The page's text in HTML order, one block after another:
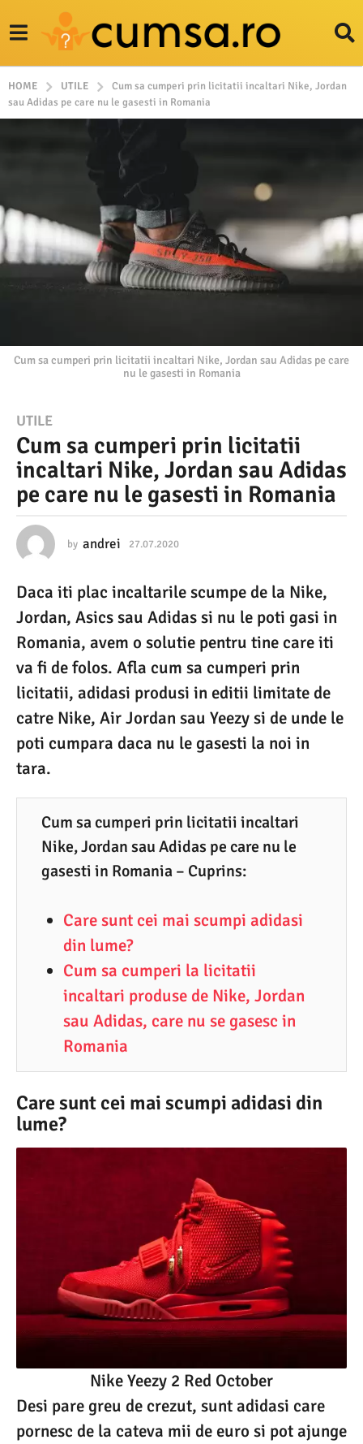
HOME UTILE
Cum sa cumperi prin licitatii incaltari Nike, Jordan
sau Adidas pe care nu le gasesti in Romania
Cum sa cumperi prin licitatii incaltari Nike, Jordan sau Adidas pe care
nu le gasesti in Romania
2
7
.
0
.
0
2
0
1
0
.
0
8
.
UTILE
Cum sa cumperi prin licitatii
incaltari Nike, Jordan sau Adidas
pe care nu le gasesti in Romania
by andrei 27.07.2020
0
.
2
0
2
Daca iti plac incaltarile scumpe de la Nike,
Jordan, Asics sau Adidas si nu le poti gasi in
Romania, avem o solutie pentru tine care iti
va fi de folos. Afla cum sa cumperi prin
licitatii, adidasi produsi in editii limitate de
catre Nike, Air Jordan sau Yeezy si de unde le
poti cumpara daca nu le gasesti la noi in
tara.
Cum sa cumperi prin licitatii incaltari
Nike, Jordan sau Adidas pe care nu le
gasesti in Romania – Cuprins:
Care sunt cei mai scumpi adidasi
din lume?
Cum sa cumperi la licitatii
incaltari produse de Nike, Jordan
sau Adidas, care nu se gasesc in
Romania
Care sunt cei mai scumpi adidasi din
lume?
Nike Yeezy 2 Red October
Desi pare greu de crezut, sunt adidasi care
pornesc de la cateva mii de euro si pot ajunge